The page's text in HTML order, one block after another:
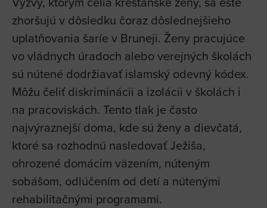
zhoršujú v dôsledku čoraz dôslednejšieho
uplatňovania šaríe v Bruneji. Ženy pracujúce
vo vládnych úradoch alebo verejných školách
sú nútené dodržiavať islamský odevný kódex.
Môžu čeliť diskriminácii a izolácii v školách i
na pracoviskách. Tento tlak je často
najvýraznejší doma, kde sú ženy a dievčatá,
ktoré sa rozhodnú nasledovať Ježiša,
ohrozené domácim väzením, núteným
sobášom, odlúčením od detí a nútenými
rehabilitačnými programami.